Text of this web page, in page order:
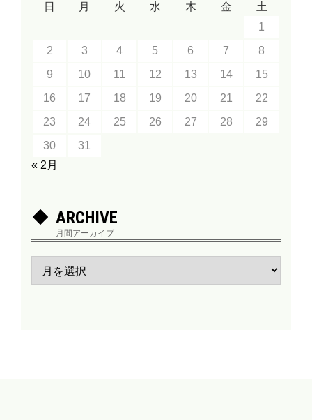
日 月 火 水 木 金
土
1
2
3 4 5 6 7
8
9
10 11 12 13 14
15
16
17 18 19 20 21
22
23
24 25 26 27 28
29
30
31
« 2月
ARCHIVE
月間アーカイブ